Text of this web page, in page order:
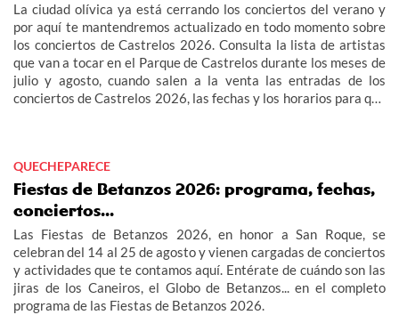
La ciudad olívica ya está cerrando los conciertos del verano y
por aquí te mantendremos actualizado en todo momento sobre
los conciertos de Castrelos 2026. Consulta la lista de artistas
que van a tocar en el Parque de Castrelos durante los meses de
julio y agosto, cuando salen a la venta las entradas de los
conciertos de Castrelos 2026, las fechas y los horarios para que
QUECHEPARECE
Fiestas de Betanzos 2026: programa, fechas,
conciertos...
Las Fiestas de Betanzos 2026, en honor a San Roque, se
celebran del 14 al 25 de agosto y vienen cargadas de conciertos
y actividades que te contamos aquí. Entérate de cuándo son las
jiras de los Caneiros, el Globo de Betanzos... en el completo
programa de las Fiestas de Betanzos 2026.